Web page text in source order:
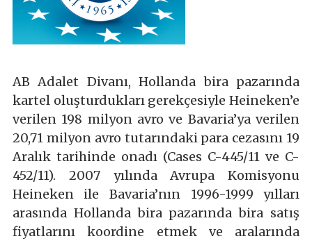
AB Adalet Divanı, Hollanda bira pazarında
kartel oluşturdukları gerekçesiyle Heineken’e
verilen 198 milyon avro ve Bavaria’ya verilen
20,71 milyon avro tutarındaki para cezasını 19
Aralık tarihinde onadı (Cases C-445/11 ve C-
452/11). 2007 yılında Avrupa Komisyonu
Heineken ile Bavaria’nın 1996-1999 yılları
arasında Hollanda bira pazarında bira satış
fiyatlarını koordine etmek ve aralarında